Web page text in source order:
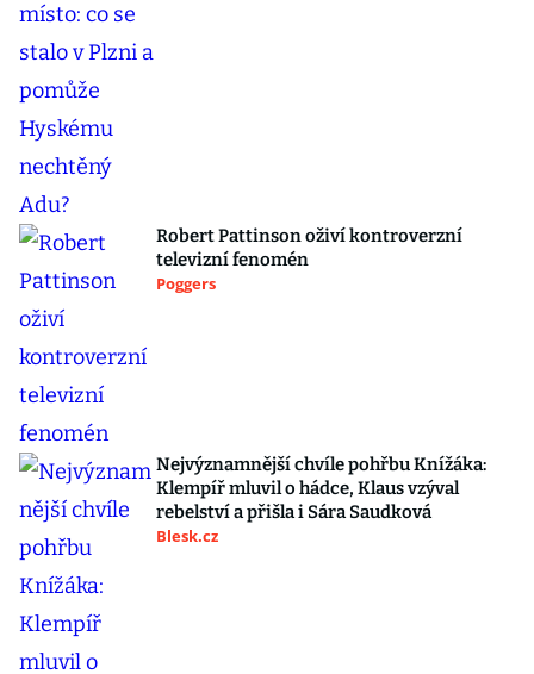
Robert Pattinson oživí kontroverzní
televizní fenomén
Poggers
Nejvýznamnější chvíle pohřbu Knížáka:
Klempíř mluvil o hádce, Klaus vzýval
rebelství a přišla i Sára Saudková
Blesk.cz